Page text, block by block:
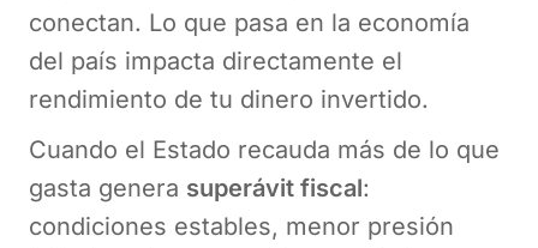
conectan. Lo que pasa en la economía
del país impacta directamente el
rendimiento de tu dinero invertido.
Cuando el Estado recauda más de lo que
gasta genera superávit fiscal:
condiciones estables, menor presión